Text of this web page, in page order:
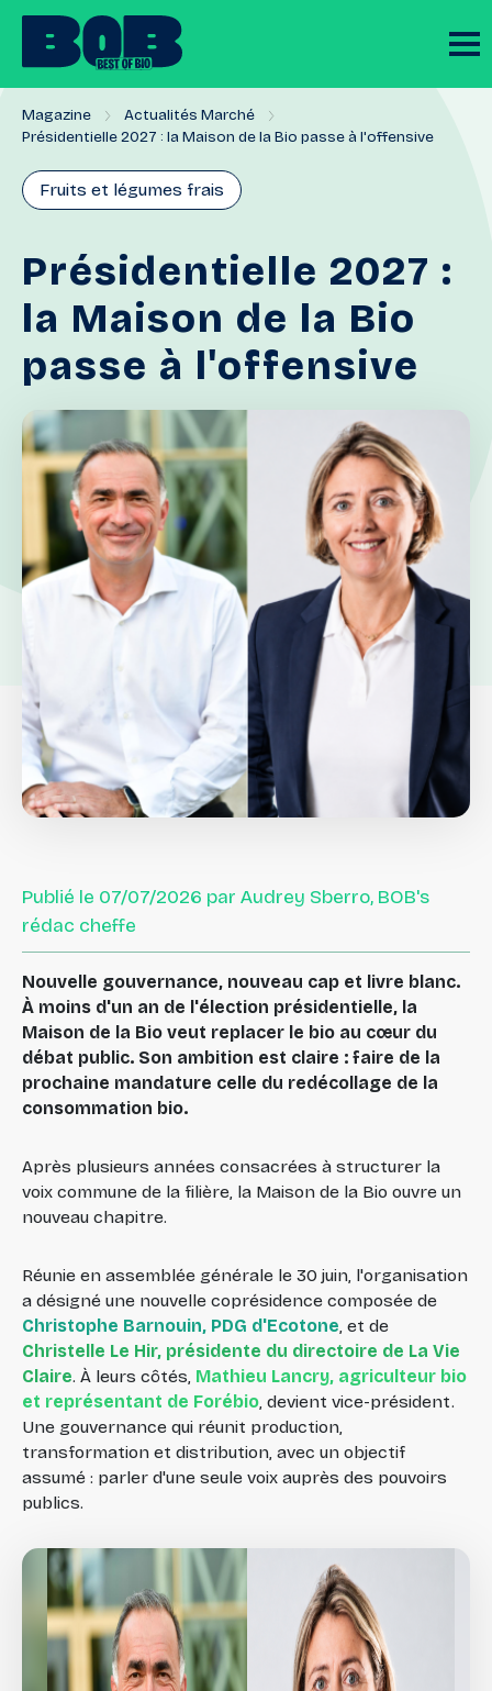
Magazine
Actualités Marché
Présidentielle 2027 : la Maison de la Bio passe à l'offensive
Fruits et légumes frais
Présidentielle 2027 :
la Maison de la Bio
passe à l'offensive
Publié le 07/07/2026 par Audrey Sberro, BOB's
rédac cheffe
Nouvelle gouvernance, nouveau cap et livre blanc.
À moins d'un an de l'élection présidentielle, la
Maison de la Bio veut replacer le bio au cœur du
débat public. Son ambition est claire : faire de la
prochaine mandature celle du redécollage de la
consommation bio.
Après plusieurs années consacrées à structurer la
voix commune de la filière, la Maison de la Bio ouvre un
nouveau chapitre.
Réunie en assemblée générale le 30 juin, l'organisation
a désigné une nouvelle coprésidence composée de
Christophe Barnouin, PDG d'Ecotone, et de
Christelle Le Hir, présidente du directoire de La Vie
Claire. À leurs côtés, Mathieu Lancry, agriculteur bio
et représentant de Forébio, devient vice-président.
Une gouvernance qui réunit production,
transformation et distribution, avec un objectif
assumé : parler d'une seule voix auprès des pouvoirs
publics.